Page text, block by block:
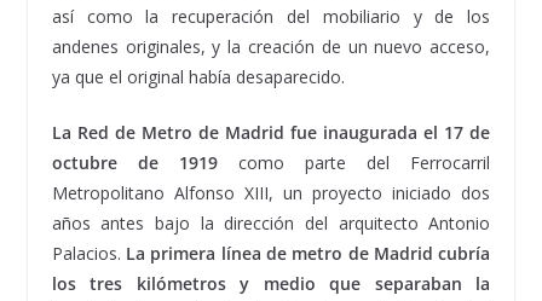
así como la recuperación del mobiliario y de los
andenes originales, y la creación de un nuevo acceso,
ya que el original había desaparecido.
La Red de Metro de Madrid fue inaugurada el 17 de
octubre de 1919 como parte del Ferrocarril
Metropolitano Alfonso XIII, un proyecto iniciado dos
años antes bajo la dirección del arquitecto Antonio
Palacios. La primera línea de metro de Madrid cubría
los tres kilómetros y medio que separaban la